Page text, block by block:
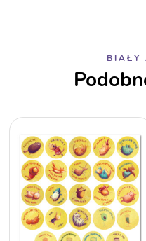
BIAŁY